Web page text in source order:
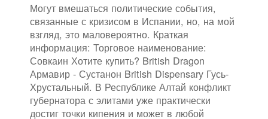
Могут вмешаться политические события,
связанные с кризисом в Испании, но, на мой
взгляд, это маловероятно. Краткая
информация: Торговое наименование:
Совкаин Хотите купить? British Dragon
Армавир - Сустанон British Dispensary Гусь-
Хрустальный. В Республике Алтай конфликт
губернатора с элитами уже практически
достиг точки кипения и может в любой